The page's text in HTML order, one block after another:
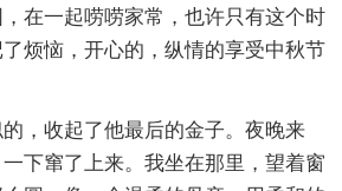
在一起唠唠家常，也许只有这个时
烦恼，开心的，纵情的享受中秋节
，收起了他最后的金子。夜晚来
下窜了上来。我坐在那里，望着窗